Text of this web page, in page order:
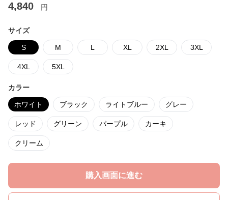
4,840 円
サイズ
S M L XL 2XL 3XL
4XL 5XL
カラー
ホワイト ブラック ライトブルー グレー
レッド グリーン パープル カーキ
クリーム
購入画面に進む